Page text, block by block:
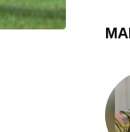
Açaí é
21/01/